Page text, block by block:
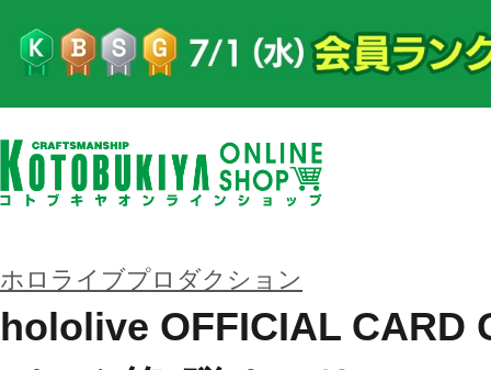
ホロライブプロダクション
hololive OFFICIAL CARD